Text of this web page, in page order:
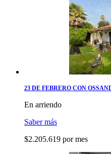
23 DE FEBRERO
En arriendo
Saber más
$2.205.619 por mes